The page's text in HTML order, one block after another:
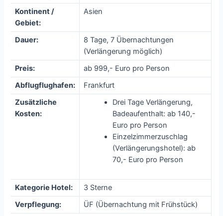
Kontinent /
Gebiet:
Asien
Dauer:
8 Tage, 7 Übernachtungen
(Verlängerung möglich)
Preis:
ab 999,- Euro pro Person
Abflugflughafen:
Frankfurt
Zusätzliche
Kosten:
Drei Tage Verlängerung,
Badeaufenthalt: ab 140,-
Euro pro Person
Einzelzimmerzuschlag
(Verlängerungshotel): ab
70,- Euro pro Person
Kategorie Hotel:
3 Sterne
Verpflegung:
ÜF (Übernachtung mit Frühstück)